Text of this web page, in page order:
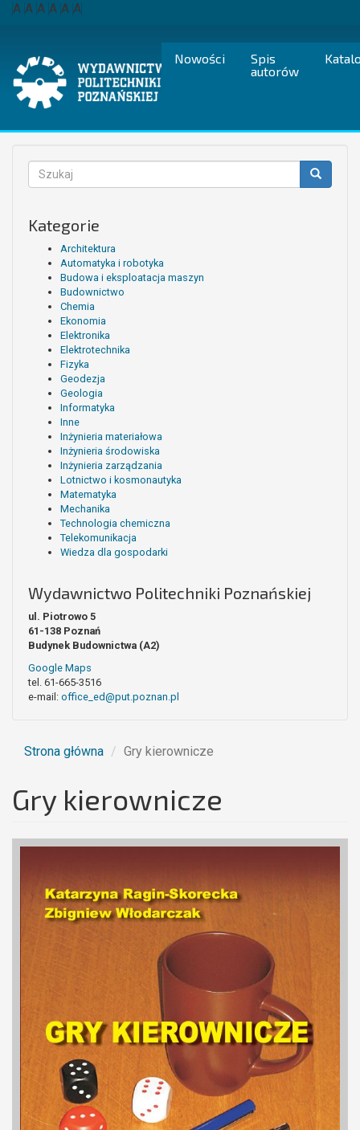
Przejdź
A A A A A A
Nowości
Spis
autorów
Formularz
wyszukiwania
Kategorie
Architektura
Automatyka i robotyka
Budowa i eksploatacja maszyn
Budownictwo
Chemia
Ekonomia
Elektronika
Elektrotechnika
Fizyka
Geodezja
Geologia
Informatyka
Inne
Inżynieria materiałowa
Inżynieria środowiska
Inżynieria zarządzania
Lotnictwo i kosmonautyka
Matematyka
Mechanika
Technologia chemiczna
Telekomunikacja
Wiedza dla gospodarki
Wydawnictwo Politechniki Poznańskiej
ul. Piotrowo 5
61-138 Poznań
Budynek Budownictwa (A2)
Google Maps
tel. 61-665-3516
e-mail: office_ed@put.poznan.pl
Strona główna Gry kierownicze
Gry kierownicze